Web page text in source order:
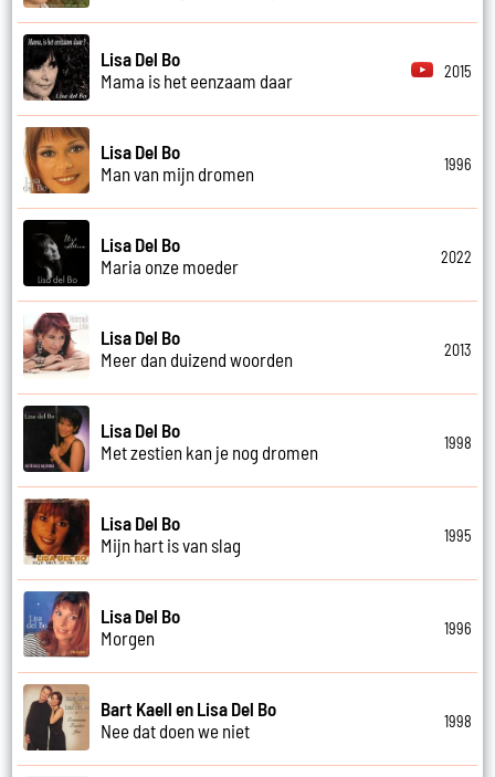
Lisa Del Bo
Mama is het eenzaam daar
2015
Lisa Del Bo
Man van mijn dromen
1996
Lisa Del Bo
Maria onze moeder
2022
Lisa Del Bo
Meer dan duizend woorden
2013
Lisa Del Bo
Met zestien kan je nog dromen
1998
Lisa Del Bo
Mijn hart is van slag
1995
Lisa Del Bo
Morgen
1996
Bart Kaell en Lisa Del Bo
Nee dat doen we niet
1998